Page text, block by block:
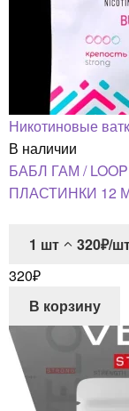
Никотиновые
В наличии
БАБЛ ГАМ /
ПЛАСТИНКИ 12
1 шт
320₽/
320₽
В корзину